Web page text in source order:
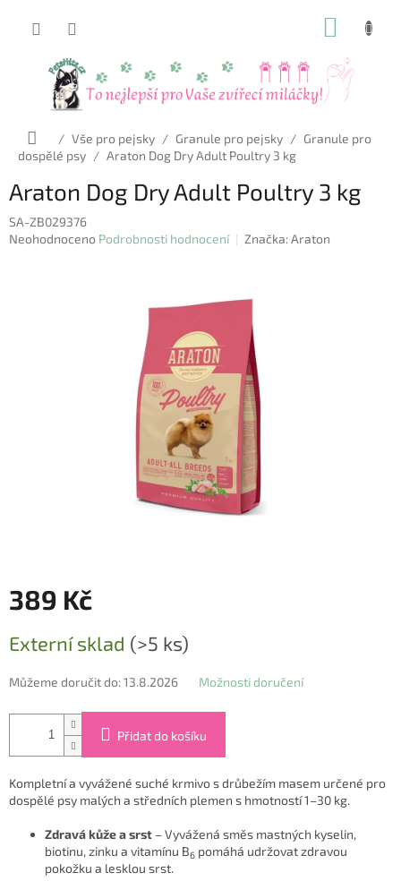
Domů
/ Vše pro pejsky / Granule pro pejsky / Granule pro
dospělé psy / Araton Dog Dry Adult Poultry 3 kg
Araton Dog Dry Adult Poultry 3 kg
SA-ZB029376
Průměrné
Neohodnoceno Podrobnosti hodnocení Značka:Araton
389 Kč
cena:
Externí sklad (>5 ks)
Můžeme doručit do:13.8.2026 Možnosti doručení
Přidat do košíku
Kompletní a vyvážené suché krmivo s drůbežím masem určené pro
dospělé psy malých a středních plemen s hmotností 1–30 kg.
Zdravá kůže a srst – Vyvážená směs mastných kyselin,
biotinu, zinku a vitamínu B6 pomáhá udržovat zdravou
pokožku a lesklou srst.